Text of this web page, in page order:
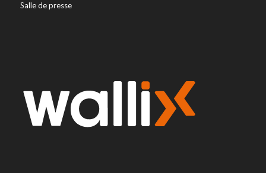
Salle de presse